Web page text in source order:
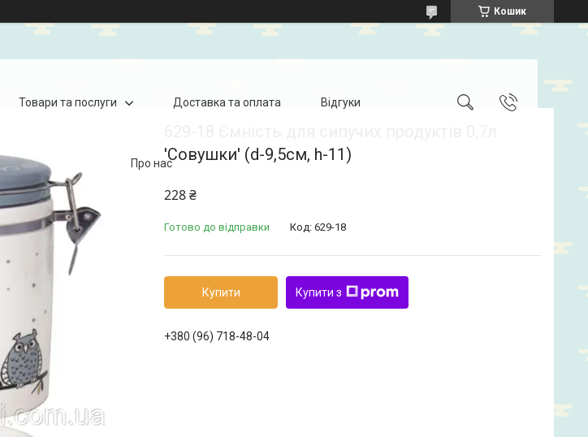
Кошик
Товари та послуги Доставка та оплата Відгуки
Про нас'Совушки' (d-9,5см, h-11)
228 ₴
Готово до відправки Код: 629-18
Купити Купити з
+380 (96) 718-48-04